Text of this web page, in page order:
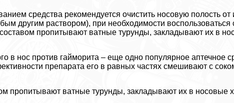
средства рекомендуется очистить носовую полость
другим раствором), при необходимости
пропитывают ватные турунды, закладывают их в
в нос против гайморита – еще одно популярное аптечное
препарата его в равных частях смешивают с
пропитывают ватные турунды, закладывают их в носовые